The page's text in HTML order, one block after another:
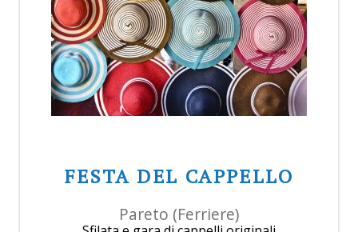
FESTA DEL CAPPELLO
Pareto (Ferriere)